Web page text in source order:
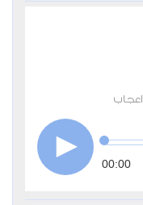
اعجاب
00:00